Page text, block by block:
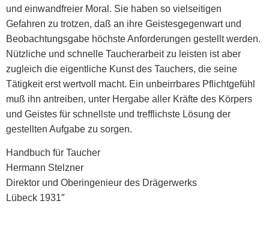
und einwandfreier Moral. Sie haben so vielseitigen
Gefahren zu trotzen, daß an ihre Geistesgegenwart und
Beobachtungsgabe höchste Anforderungen gestellt werden.
Nützliche und schnelle Taucherarbeit zu leisten ist aber
zugleich die eigentliche Kunst des Tauchers, die seine
Tätigkeit erst wertvoll macht. Ein unbeirrbares Pflichtgefühl
muß ihn antreiben, unter Hergabe aller Kräfte des Körpers
und Geistes für schnellste und trefflichste Lösung der
gestellten Aufgabe zu sorgen.
Handbuch für Taucher
Hermann Stelzner
Direktor und Oberingenieur des Drägerwerks
Lübeck 1931″